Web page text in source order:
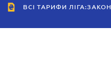
ВСІ ТАРИФИ ЛІГА:ЗАКОН